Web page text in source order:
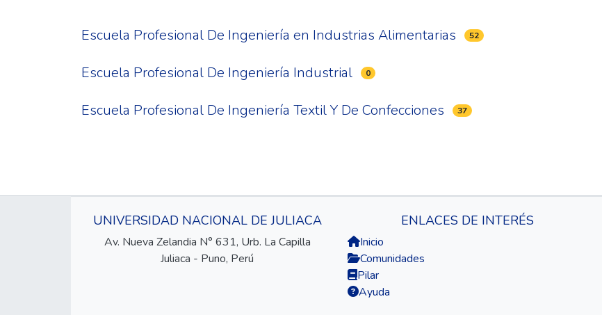
Escuela Profesional De Ingeniería en Industrias Alimentarias 52
Escuela Profesional De Ingeniería Industrial 0
Escuela Profesional De Ingeniería Textil Y De Confecciones 37
UNIVERSIDAD NACIONAL DE JULIACA
Av. Nueva Zelandia N° 631, Urb. La Capilla
Juliaca - Puno, Perú
ENLACES DE INTERÉS
Inicio
Comunidades
Pilar
Ayuda